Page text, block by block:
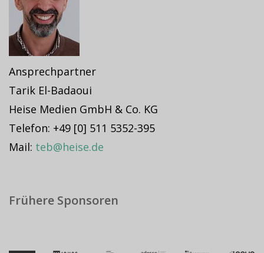
Ansprechpartner
Tarik El-Badaoui
Heise Medien GmbH & Co. KG
Telefon: +49 [0] 511 5352-395
Mail: teb@heise.de
Frühere Sponsoren